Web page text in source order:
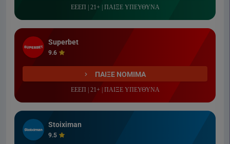
ΕΕΕΠ | 21+ | ΠΑΙΞΕ ΥΠΕΥΘΥΝΑ
Superbet
9.6
ΠΑΙΞΕ ΝΟΜΙΜΑ
ΕΕΕΠ | 21+ | ΠΑΙΞΕ ΥΠΕΥΘΥΝΑ
Stoiximan
9.5